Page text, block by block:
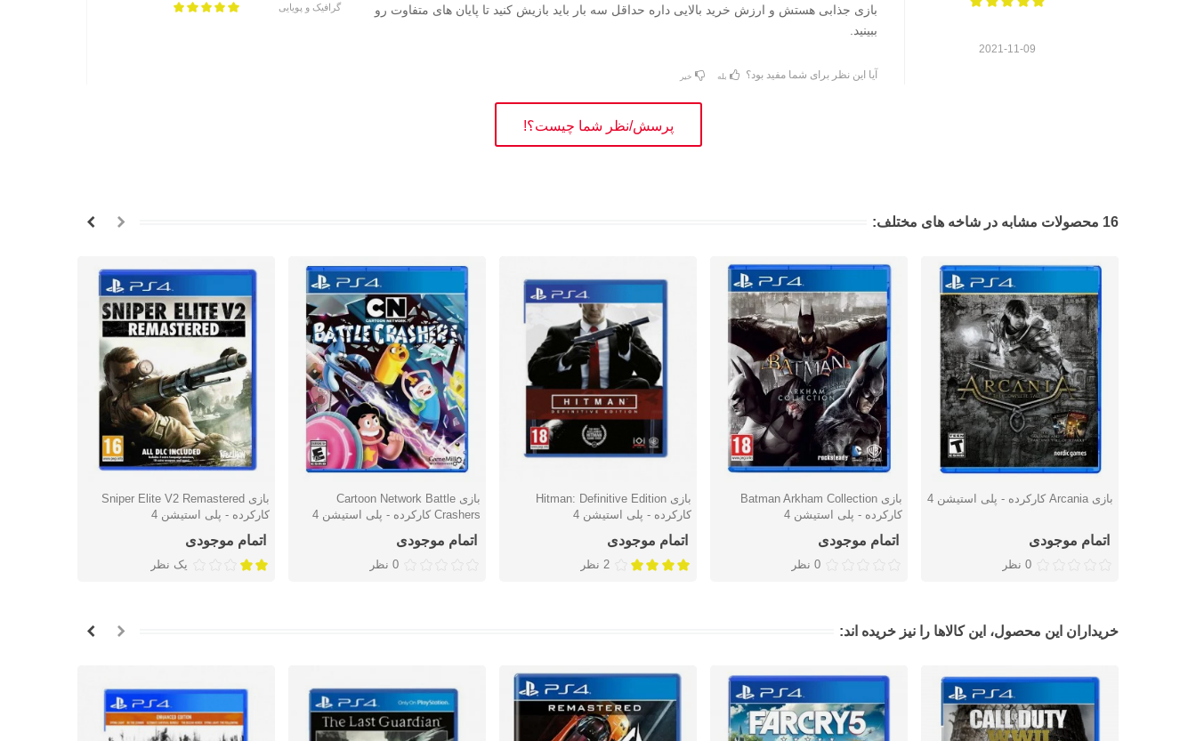
2021-11-09
بازی جذابی هستش و ارزش خرید بالایی داره حداقل سه بار باید بازیش کنید تا پایان های متفاوت رو
ببینید.
گرافیک و پویایی
آیا این نظر برای شما مفید بود؟ بله خیر
پرسش/نظر شما چیست؟!
16 محصولات مشابه در شاخه های مختلف:
دوست داشتن بازی Arcania کارکرده - پلی استیشن 4
اتمام موجودی
0 نظر
دوست داشتن
بازی Batman Arkham Collection
کارکرده - پلی استیشن 4
اتمام موجودی
0 نظر
دوست داشتن
بازی Hitman: Definitive Edition
کارکرده - پلی استیشن 4
اتمام موجودی
2 نظر
دوست داشتن
بازی Cartoon Network Battle
Crashers کارکرده - پلی استیشن 4
اتمام موجودی
0 نظر
دوست داشتن
بازی Sniper Elite V2 Remastered
کارکرده - پلی استیشن 4
اتمام موجودی
یک نظر
خریداران این محصول، این کالاها را نیز خریده اند: